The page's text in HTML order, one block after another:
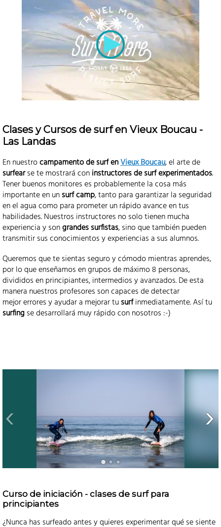
Clases y Cursos de surf en Vieux Boucau -
Las Landas
En nuestrocampamento de surf enVieux Boucau, el arte de
surfearse te mostrará coninstructores de surf experimentados.
Tener buenos monitores es probablemente la cosa más
importante en unsurf camp, tanto para garantizar la seguridad
en el agua como para prometer un rápido avance en tus
habilidades. Nuestros instructores no solo tienen mucha
experiencia y songrandes surfistas, sino que también pueden
transmitir sus conocimientos y experiencias a sus alumnos.
Queremos que te sientas seguro y cómodo mientras aprendes,
por lo que enseñamos en grupos de máximo 8 personas,
divididos en principiantes, intermedios y avanzados. De esta
manera nuestros profesores son capaces de detectar
mejor errores y ayudar a mejorar tusurfinmediatamente. Así tu
surfingse desarrollará muy rápido con nosotros :-)
Curso de iniciación - clases de surf para
principiantes
¿Nunca has surfeado antes y quieres experimentar qué se siente